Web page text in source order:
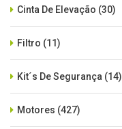
Cinta De Elevação (30)
Filtro (11)
Kit´s De Segurança (14)
Motores (427)